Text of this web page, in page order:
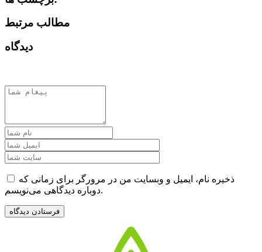
مطالب مرتبط
دیدگاه
ذخیره نام، ایمیل و وبسایت من در مرورگر برای زمانی که
دوباره دیدگاهی می‌نویسم.